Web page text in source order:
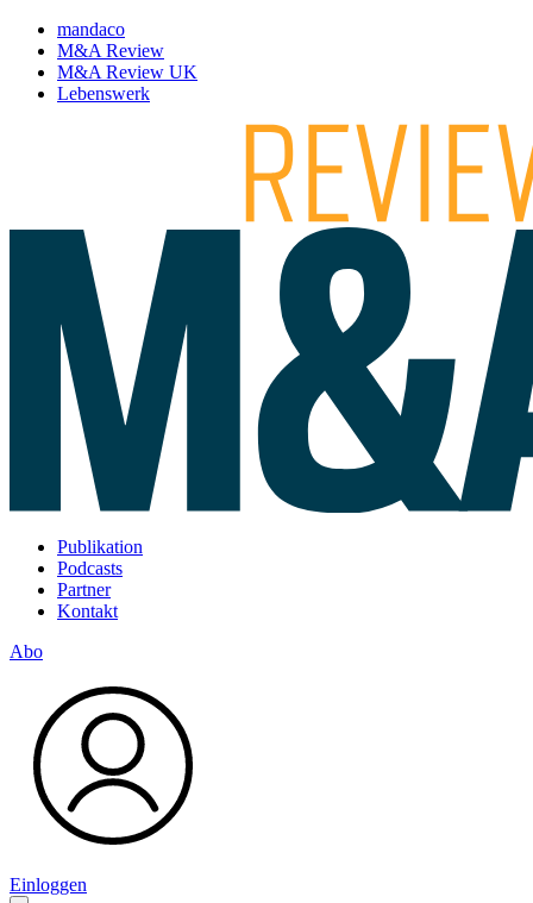
mandaco
M&A Review
M&A Review UK
Lebenswerk
Publikation
Podcasts
Partner
Kontakt
Abo
Einloggen